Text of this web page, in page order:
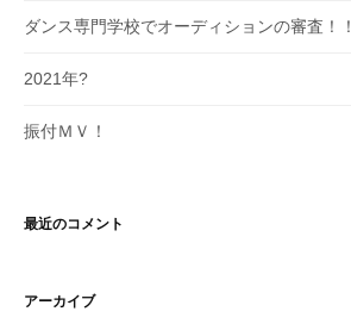
ダンス専門学校でオーディションの審査！！
2021年?
振付ＭＶ！
最近のコメント
アーカイブ